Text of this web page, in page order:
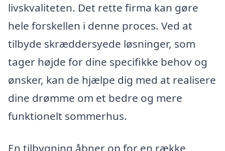
livskvaliteten. Det rette firma kan gøre
hele forskellen i denne proces. Ved at
tilbyde skræddersyede løsninger, som
tager højde for dine specifikke behov og
ønsker, kan de hjælpe dig med at realisere
dine drømme om et bedre og mere
funktionelt sommerhus.
En tilbygning åbner op for en række